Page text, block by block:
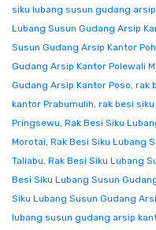
siku lubang susun gudang
Lubang Susun Gudang Arsip
Susun Gudang Arsip Kantor
Gudang Arsip Kantor Polewali
Gudang Arsip Kantor Poso, rak
kantor Prabumulih, rak besi
Pringsewu, Rak Besi Siku
Morotai, Rak Besi Siku Lubang
Taliabu, Rak Besi Siku Lubang
Besi Siku Lubang Susun
Siku Lubang Susun Gudang
lubang susun gudang arsip